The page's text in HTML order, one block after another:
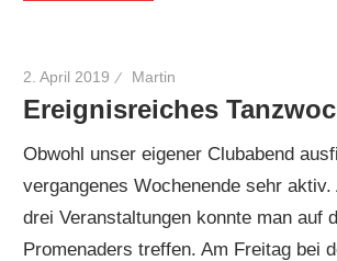
2. April 2019 Martin
Ereignisreiches
Obwohl unser eigener Clubabend
vergangenes Wochenende sehr
drei Veranstaltungen konnte man auf
Promenaders treffen. Am Freitag bei